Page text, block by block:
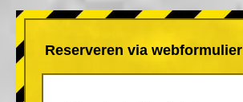
Reserveren via webformulier